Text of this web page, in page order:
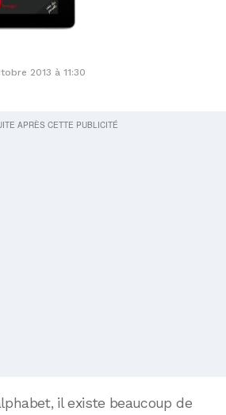
2013 à 11:30
il existe beaucoup de